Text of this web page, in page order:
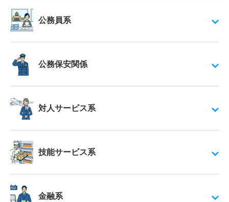
公務員系
公務保安関係
対人サービス系
技能サービス系
金融系